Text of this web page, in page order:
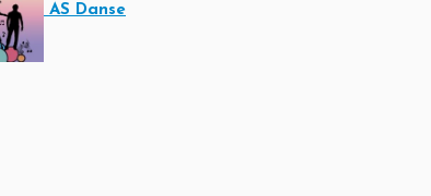
AS Danse